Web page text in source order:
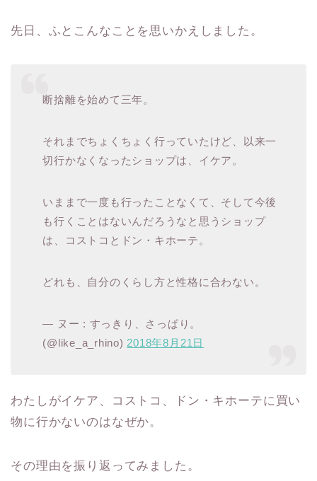
先日、ふとこんなことを思いかえしました。
断捨離を始めて三年。
それまでちょくちょく行っていたけど、以来一
切行かなくなったショップは、イケア。
いままで一度も行ったことなくて、そして今後
も行くことはないんだろうなと思うショップ
は、コストコとドン・キホーテ。
どれも、自分のくらし方と性格に合わない。
— ヌー : すっきり、さっぱり。
(@like_a_rhino)2018年8月21日
わたしがイケア、コストコ、ドン・キホーテに買い
物に行かないのはなぜか。
その理由を振り返ってみました。